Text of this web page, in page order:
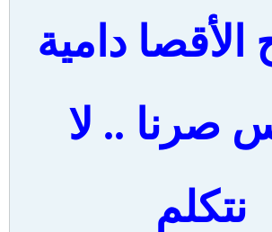
الأقصا دامية
صرنا .. لا
نتكلم